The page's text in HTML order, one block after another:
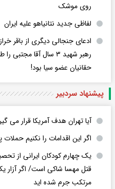
روی موشک
لفاظی جدید نتانیاهو علیه ایران
ادعای جنجالی دیگری از باقر
رهبر شهید ۳ سال آقا
حقانیان عضو سیا بود!
پیشنهاد سردبیر
آیا تهران هدف آمریکا قرار می
اگر این اقدامات را نکنیم
یک چهارم کودکان ایرانی از
قتل مهسا شاکی است/ اگر آزار
مرتکب جرم شده اید